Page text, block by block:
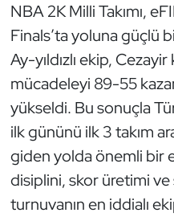
NBA 2K Milli Takımı,
Finals’ta yoluna güçlü
Ay-yıldızlı ekip, Cezayir
mücadeleyi 89-55
yükseldi. Bu sonuçla
ilk gününü ilk 3 takım
giden yolda önemli bir
disiplini, skor üretimi
turnuvanın en iddialı
Futbol
Futsal
Genel
Golf